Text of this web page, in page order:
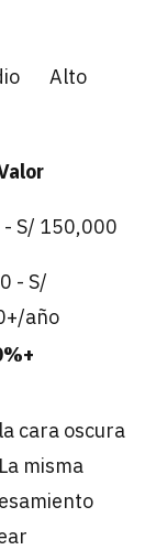
Alto
S/ 150,000
- S/
año
cara oscura
misma